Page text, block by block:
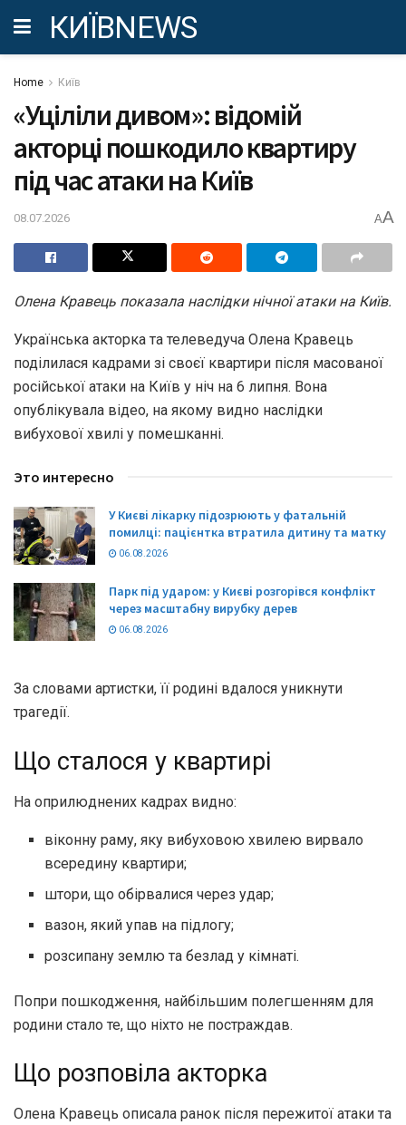
КИЇВNEWS
Home Київ
«Уціліли дивом»: відомій
акторці пошкодило квартиру
під час атаки на Київ
08.07.2026 AA
Олена Кравець показала наслідки нічної атаки на Київ.
Українська акторка та телеведуча Олена Кравець
поділилася кадрами зі своєї квартири після масованої
російської атаки на Київ у ніч на 6 липня. Вона
опублікувала відео, на якому видно наслідки
вибухової хвилі у помешканні.
Это интересно
У Києві лікарку підозрюють у фатальній
помилці: пацієнтка втратила дитину та матку
06.08.2026
Парк під ударом: у Києві розгорівся конфлікт
через масштабну вирубку дерев
06.08.2026
За словами артистки, її родині вдалося уникнути
трагедії.
Що сталося у квартирі
На оприлюднених кадрах видно:
віконну раму, яку вибуховою хвилею вирвало
всередину квартири;
штори, що обірвалися через удар;
вазон, який упав на підлогу;
розсипану землю та безлад у кімнаті.
Попри пошкодження, найбільшим полегшенням для
родини стало те, що ніхто не постраждав.
Що розповіла акторка
Олена Кравець описала ранок після пережитої атаки та